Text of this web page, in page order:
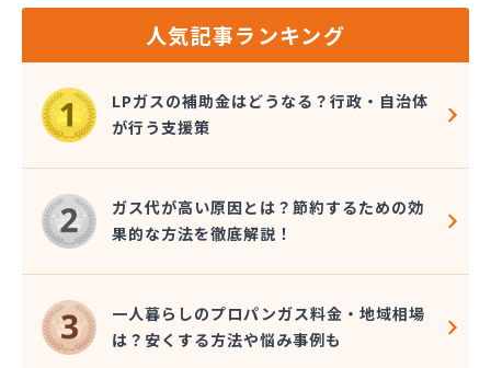
関彰商事株式会社 真岡LPガスセンター
岩谷産業株式会社 宇都宮支店
鬼怒川プロパン
吉澤保全株式会社倉庫
橋本産業株式会社
近嵐商事有限会社
金子商事有限会社
桑原商店
郡司燃料店
慶野燃料店
戸恒燃料店
戸村商店
五味田商店
江連燃料株式会社
人気記事ランキング
LPガスの補助金はどうなる？行政・自治体
が行う支援策
ガス代が高い原因とは？節約するための効
果的な方法を徹底解説！
一人暮らしのプロパンガス料金・地域相場
は？安くする方法や悩み事例も